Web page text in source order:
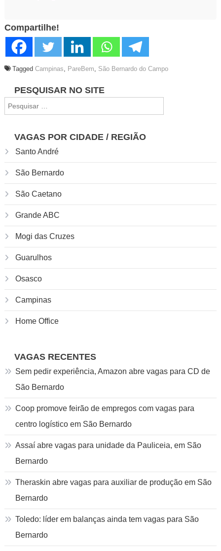
Compartilhe!
Tagged Campinas, PareBem, São Bernardo do Campo
Navegação
de
Post
PESQUISAR NO SITE
por:
VAGAS POR CIDADE / REGIÃO
Santo André
São Bernardo
São Caetano
Grande ABC
Mogi das Cruzes
Guarulhos
Osasco
Campinas
Home Office
VAGAS RECENTES
Sem pedir experiência, Amazon abre vagas para CD de
São Bernardo
Coop promove feirão de empregos com vagas para
centro logístico em São Bernardo
Assaí abre vagas para unidade da Pauliceia, em São
Bernardo
Theraskin abre vagas para auxiliar de produção em São
Bernardo
Toledo: líder em balanças ainda tem vagas para São
Bernardo